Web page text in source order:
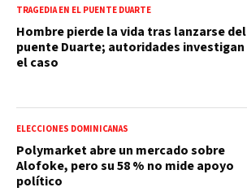
TRAGEDIA EN EL PUENTE DUARTE
Hombre pierde la vida tras lanzarse del
puente Duarte; autoridades investigan
el caso
ELECCIONES DOMINICANAS
Polymarket abre un mercado sobre
Alofoke, pero su 58 % no mide apoyo
político